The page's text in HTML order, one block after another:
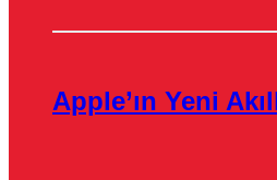
Apple’ın Yeni